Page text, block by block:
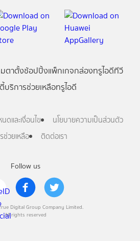
Follow us
Digital Group Company Limited.
All rights reserved
ตาตั้งช้อปปิ้งแพ็กเกจกล่องทรูไอดีทีวี
บริการช่วยเหลือทรูไอดี
ดและเงื่อนไข
นโยบายความเป็นส่วนตัว
ช่วยเหลือ
ติดต่อเรา